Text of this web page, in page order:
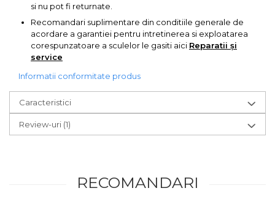
Industriale
Profesionale Industriale
Scule Electrice: Bormasini,
Statii & Masini Universale de
Ascutit Scule
Aparate de masurat digitale
& Telemetru laser
si nu pot fi returnate.
Recomandari suplimentare din conditiile generale de
acordare a garantiei pentru intretinerea si exploatarea
corespunzatoare a sculelor le gasiti aici Reparatii și
service
Informatii conformitate produs
Caracteristici
Review-uri (1)
RECOMANDARI